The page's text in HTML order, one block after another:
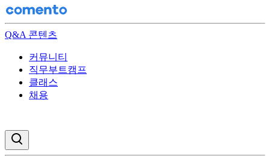
Q&A 콘텐츠
커뮤니티
직무부트캠프
클래스
채용